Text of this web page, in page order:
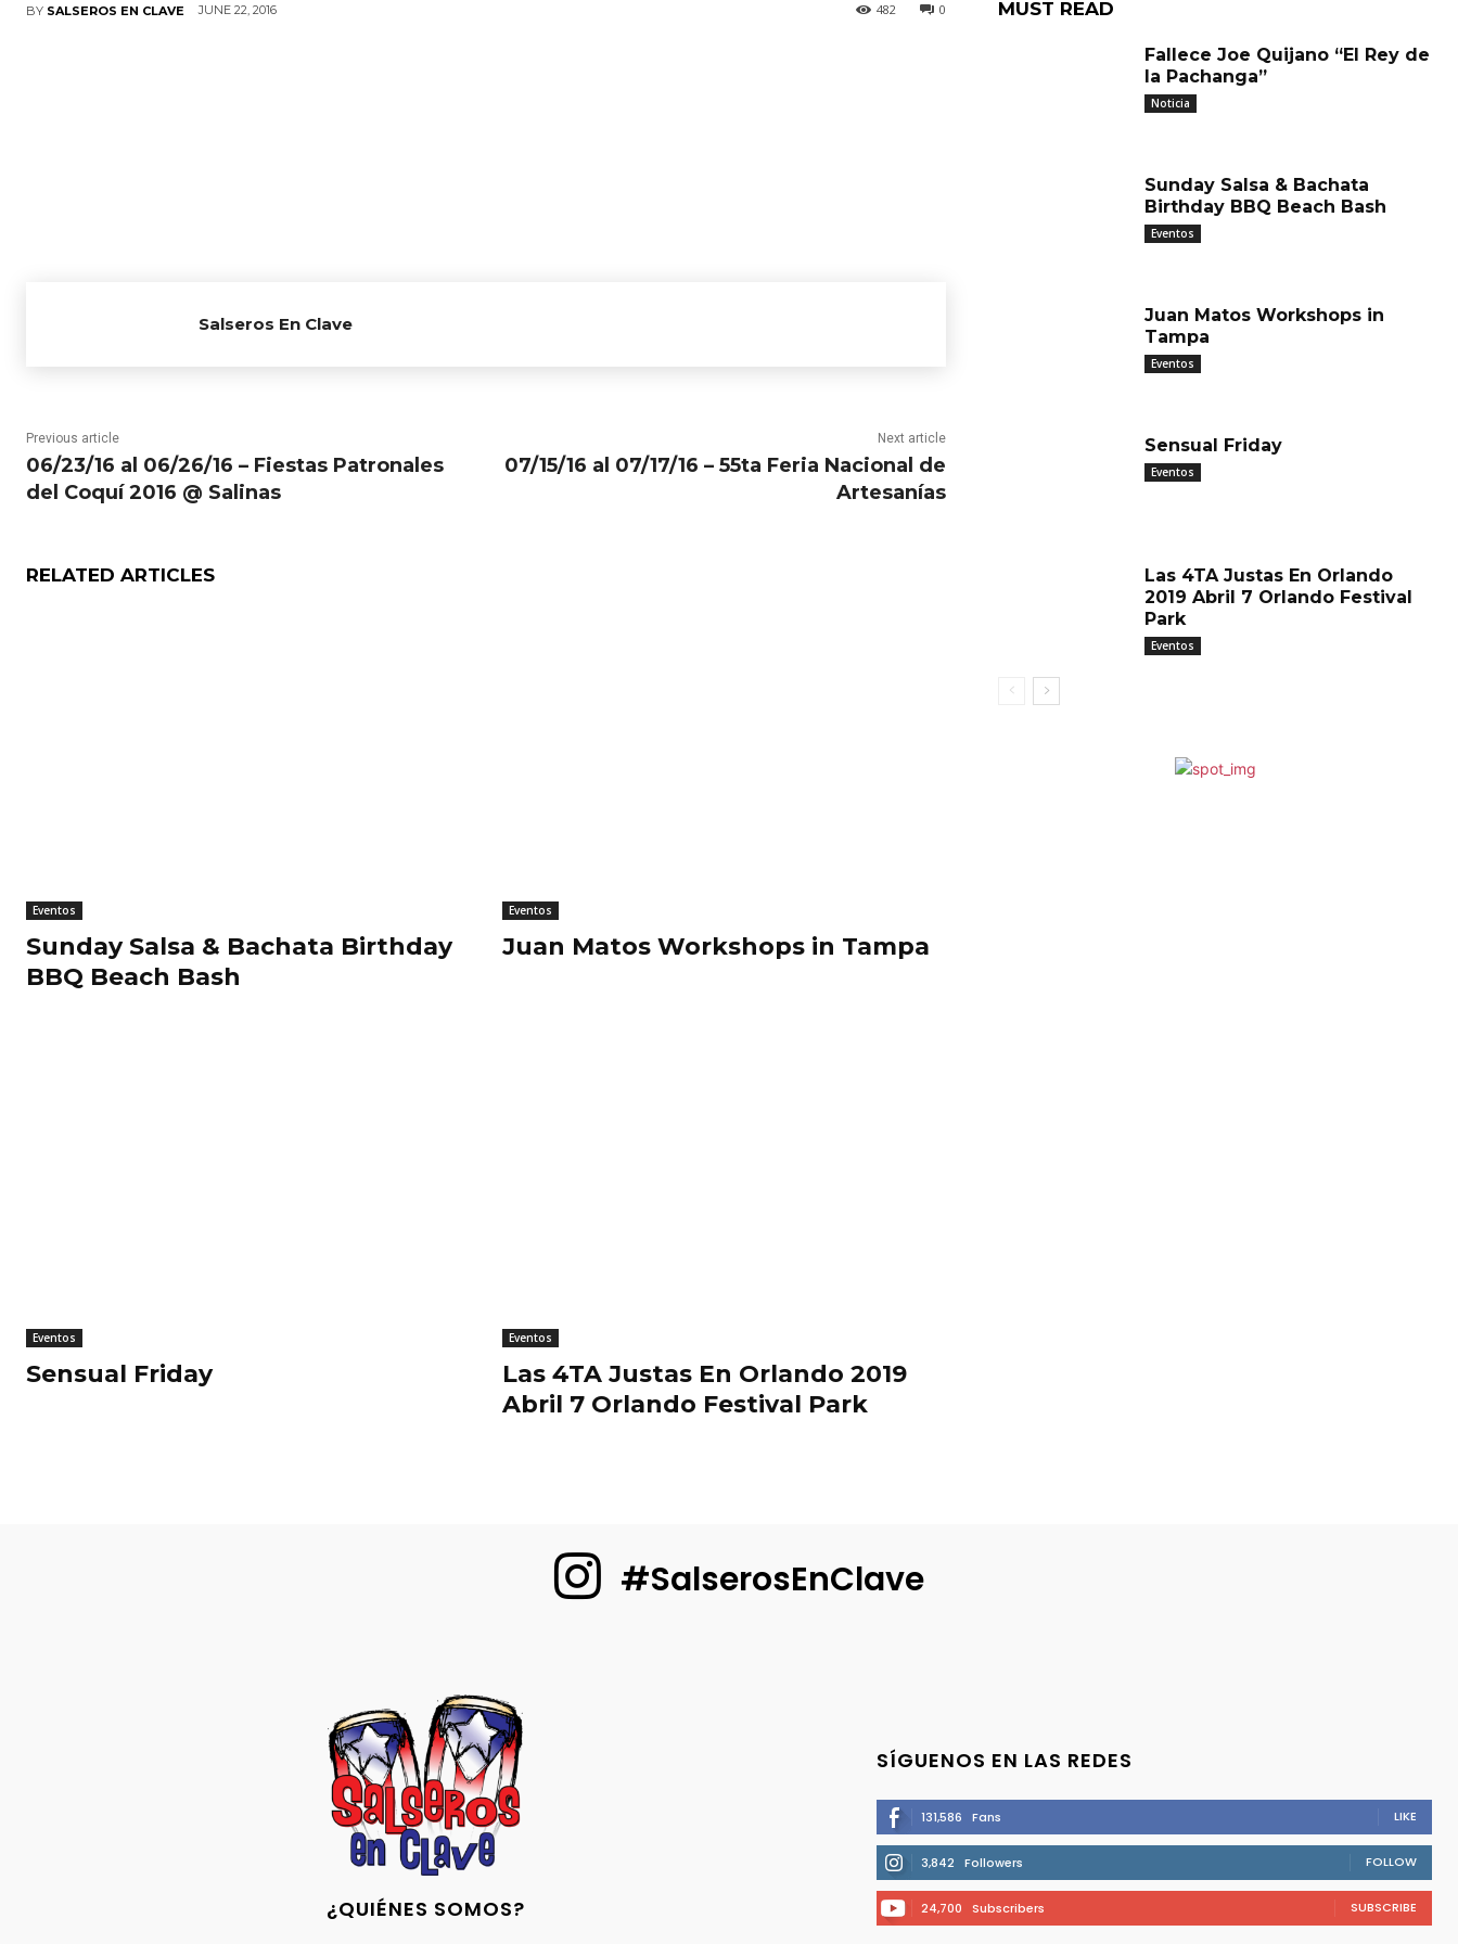
BY SALSEROS EN CLAVE JUNE 22, 2016 0
482
Salseros En Clave
Previous article
06/23/16 al 06/26/16 – Fiestas Patronales
del Coquí 2016 @ Salinas
Next article
07/15/16 al 07/17/16 – 55ta Feria Nacional de
Artesanías
RELATED ARTICLES
Eventos
Sunday Salsa & Bachata Birthday
BBQ Beach Bash
Eventos
Juan Matos Workshops in Tampa
Eventos
Sensual Friday
Eventos
Las 4TA Justas En Orlando 2019
Abril 7 Orlando Festival Park
MUST READ
Fallece Joe Quijano “El Rey de
la Pachanga”
Noticia
Sunday Salsa & Bachata
Birthday BBQ Beach Bash
Eventos
Juan Matos Workshops in
Tampa
Eventos
Sensual Friday
Eventos
Las 4TA Justas En Orlando
2019 Abril 7 Orlando Festival
Park
Eventos
#SalserosEnClave
¿QUIÉNES SOMOS?
SÍGUENOS EN LAS REDES
131,586 Fans LIKE
3,842 Followers FOLLOW
24,700 Subscribers SUBSCRIBE